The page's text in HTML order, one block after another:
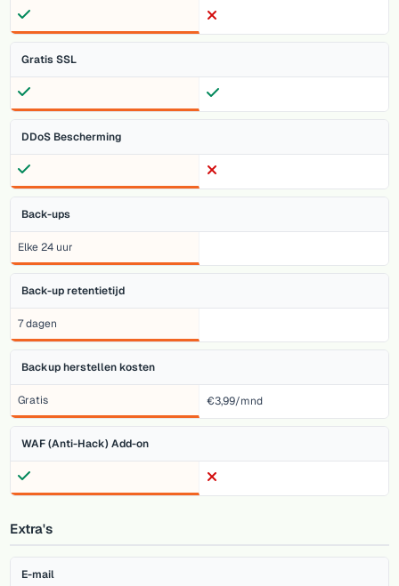
Gratis SSL
DDoS Bescherming
Back-ups
Elke 24 uur
Back-up retentietijd
7 dagen
Backup herstellen kosten
Gratis €3,99/mnd
WAF (Anti-Hack) Add-on
Extra's
E-mail